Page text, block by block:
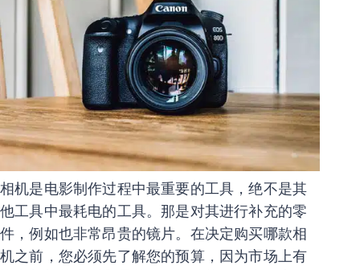
相机是电影制作过程中最重要的工具，绝不是其
他工具中最耗电的工具。那是对其进行补充的零
件，例如也非常昂贵的镜片。在决定购买哪款相
机之前，您必须先了解您的预算，因为市场上有